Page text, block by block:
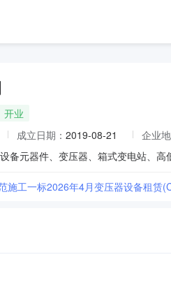
开业
成立日期： 2019-08-21 企业
施工一标2026年4月变压器设备租赁